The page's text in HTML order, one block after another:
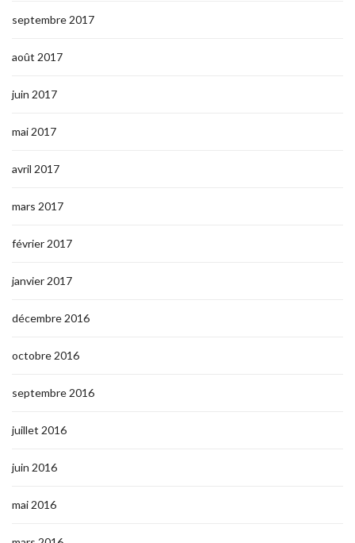
septembre 2017
août 2017
juin 2017
mai 2017
avril 2017
mars 2017
février 2017
janvier 2017
décembre 2016
octobre 2016
septembre 2016
juillet 2016
juin 2016
mai 2016